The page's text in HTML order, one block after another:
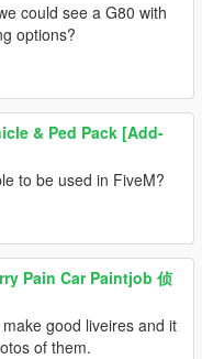
could see a G80 with
options?
& Ped Pack [Add-
to be used in FiveM?
Pain Car Paintjob 侦
good liveires and it
of them.